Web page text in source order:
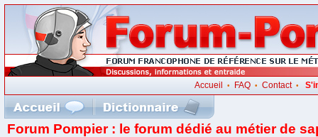
Accueil • FAQ• Contact•
Forum Pompier : le forum dédié au métier de